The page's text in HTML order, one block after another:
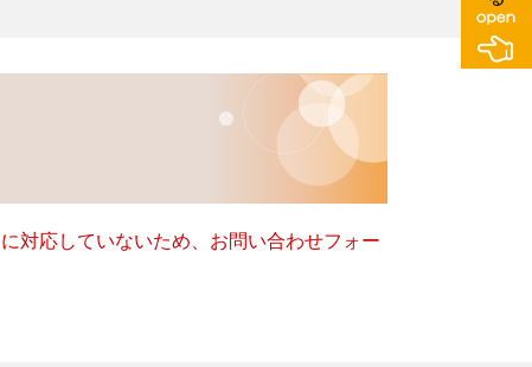
対応していないため、お問い合わせフォー